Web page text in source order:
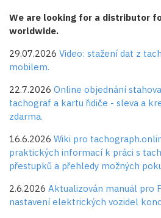
We are looking for a distributor
worldwide.
29.07.2026 Video: stažení dat z
mobilem.
22.7.2026 Online objednání
tachograf a kartu řidiče - sleva a
zdarma.
16.6.2026 Wiki pro
praktických informací k práci s
přestupků a přehledy možných
2.6.2026 Aktualizován manuál pro
nastavení elektrických vozidel